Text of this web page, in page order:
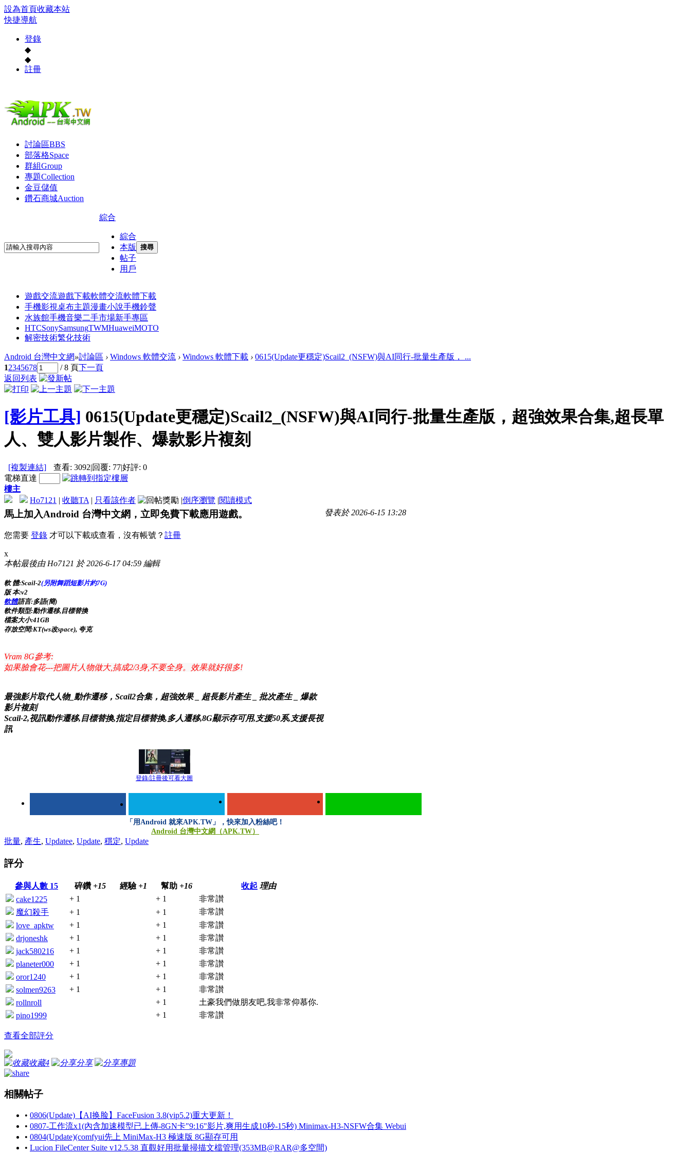
設為首頁收藏本站
快捷導航
登錄
◆
◆
註冊
討論區BBS
部落格Space
群組Group
專題Collection
金豆儲值
鑽石商城Auction
綜合
綜合
本版
帖子
用戶
搜尋
遊戲交流遊戲下載軟體交流軟體下載
手機影視桌布主題漫畫小說手機鈴聲
水族館手機音樂二手市場新手專區
HTCSonySamsungTWMHuaweiMOTO
解密技術繁化技術
Android 台灣中文網»討論區 › Windows 軟體交流 › Windows 軟體下載 › 0615(Update更穩定)Scail2_(NSFW)與AI同行-批量生產版， ...
12345678 / 8 頁下一頁
返回列表
[影片工具] 0615(Update更穩定)Scail2_(NSFW)與AI同行-批量生產版，超強效果合集,超長單
人、雙人影片製作、爆款影片複刻
[複製連結] 查看: 3092|回覆: 77|好評: 0
電梯直達
樓主
Ho7121 | 收聽TA | 只看該作者 |倒序瀏覽 |閱讀模式
發表於 2026-6-15 13:28
馬上加入Android 台灣中文網，立即免費下載應用遊戲。
您需要 登錄 才可以下載或查看，沒有帳號？ 註冊
x
本帖最後由 Ho7121 於 2026-6-17 04:59 編輯
軟 體:Scail-2(另附舞蹈短影片約7G)
版 本:v2
軟體語言:多語(簡)
軟件類型:動作遷移,目標替換
檔案大小:41GB
存放空間:KT(ws改space), 夸克
Vram 8G參考:
如果臉會花---把圖片人物做大,搞成2/3身,不要全身。效果就好很多!
最強影片取代人物_動作遷移，Scail2合集，超強效果 _ 超長影片產生 _ 批次產生 _ 爆款
影片複刻
Scail-2,視訊動作遷移,目標替換,指定目標替換,多人遷移,8G顯示存可用,支援50系,支援長視
訊
登錄/註冊後可看大圖
「用Android 就來APK.TW」，快來加入粉絲吧！
Android 台灣中文網（APK.TW）
批量, 產生, Updatee, Update, 穩定, Update
評分
參與人數 15 碎鑽 +15 經驗 +1 幫助 +16 收起 理由
cake1225
+ 1 + 1
非常讃
魔幻殺手
+ 1 + 1
非常讃
love_apktw
+ 1 + 1
非常讃
drjoneshk
+ 1 + 1
非常讃
jack580216
+ 1 + 1
非常讃
planeter000
+ 1 + 1
非常讃
oror1240
+ 1 + 1
非常讃
solmen9263
+ 1 + 1
非常讃
rollnroll
+ 1
土豪我們做朋友吧,我非常仰慕你.
pino1999
+ 1 非常讃
查看全部評分
收藏4 分享 專題
相關帖子
• 0806(Update)【AI换脸】FaceFusion 3.8(vip5.2)重大更新！
• 0807-工作流x1(內含加速模型已上傳-8GN卡"9:16"影片,爽用生成10秒-15秒) Minimax-H3-NSFW合集 Webui
• 0804(Update)(comfyui先上 MiniMax-H3 極速版 8G顯存可用
• Lucion FileCenter Suite v12.5.38 直觀好用批量掃描文檔管理(353MB@RAR@多空間)